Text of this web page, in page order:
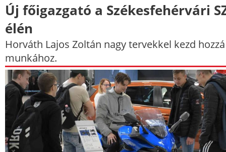
Új főigazgató a Székesfehérvári
élén
Horváth Lajos Zoltán nagy tervekkel kezd
munkához.